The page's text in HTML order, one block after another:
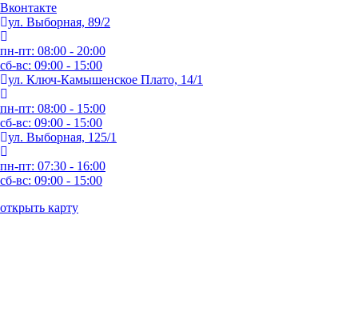
Вконтакте
ул. Выборная, 89/2
пн-пт: 08:00 - 20:00
сб-вс: 09:00 - 15:00
ул. Ключ-Камышенское Плато, 14/1
пн-пт: 08:00 - 15:00
сб-вс: 09:00 - 15:00
ул. Выборная, 125/1
пн-пт: 07:30 - 16:00
сб-вс: 09:00 - 15:00
открыть карту